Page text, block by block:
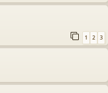
1 2 3